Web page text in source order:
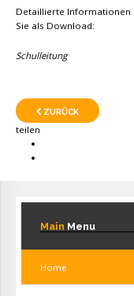
Detaillierte Informationen
Sie als Download:
Schulleitung
ZURÜCK
teilen
Main Menu
Home